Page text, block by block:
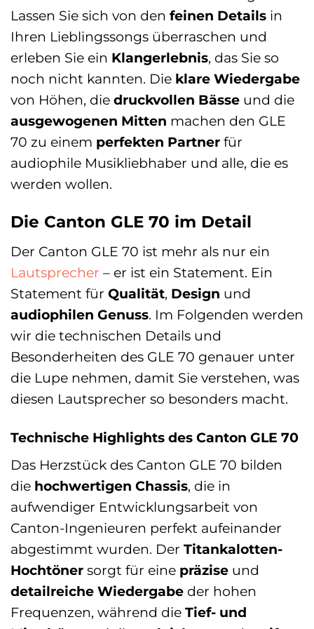
Lassen Sie sich von den feinen Details in
Ihren Lieblingssongs überraschen und
erleben Sie ein Klangerlebnis, das Sie so
noch nicht kannten. Die klare Wiedergabe
von Höhen, die druckvollen Bässe und die
ausgewogenen Mitten machen den GLE
70 zu einem perfekten Partner für
audiophile Musikliebhaber und alle, die es
werden wollen.
Die Canton GLE 70 im Detail
Der Canton GLE 70 ist mehr als nur ein
Lautsprecher – er ist ein Statement. Ein
Statement für Qualität, Design und
audiophilen Genuss. Im Folgenden werden
wir die technischen Details und
Besonderheiten des GLE 70 genauer unter
die Lupe nehmen, damit Sie verstehen, was
diesen Lautsprecher so besonders macht.
Technische Highlights des Canton GLE 70
Das Herzstück des Canton GLE 70 bilden
die hochwertigen Chassis, die in
aufwendiger Entwicklungsarbeit von
Canton-Ingenieuren perfekt aufeinander
abgestimmt wurden. Der Titankalotten-
Hochtöner sorgt für eine präzise und
detailreiche Wiedergabe der hohen
Frequenzen, während die Tief- und